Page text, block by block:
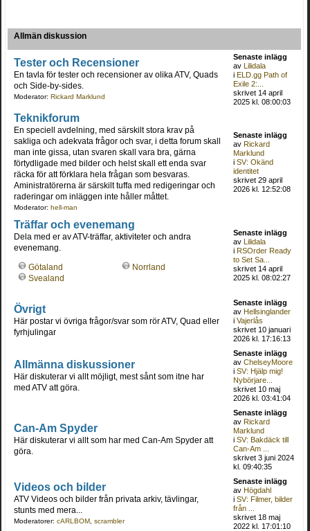
Allmän diskussion
Tester och Recensioner
En tavla för tester och recensioner av olika ATV, Quads
och Side-by-sides.
Moderator: Rickard Marklund
Senaste inlägg
avLilidala
iELD.gg Path of
Exile 2:...
skrivet 14 april
2025 kl. 08:00:03
Teknikforum
En speciell avdelning, med särskilt stora krav på
sakliga och adekvata frågor och svar, i detta forum skall
man inte gissa, utan svaren skall vara bra, gärna
förtydligade med bilder och helst skall ett enda svar
räcka för att förklara hela frågan som besvaras.
Aministratörerna är särskilt tuffa med redigeringar och
raderingar om inläggen inte håller måttet.
Moderator: hell-man
Senaste inlägg
avRickard
Marklund
iSV: Okänd
identitet
skrivet 29 april
2026 kl. 12:52:08
Träffar och evenemang
Dela med er av ATV-träffar, aktiviteter och andra
evenemang.
Götaland
Svealand
Norrland
Senaste inlägg
avLilidala
iRSOrder Ready
to Set Sa...
skrivet 14 april
2025 kl. 08:02:27
Övrigt
Här postar vi övriga frågor/svar som rör ATV, Quad eller
fyrhjulingar
Senaste inlägg
avHellsinglander
iVajerlås
skrivet 10 januari
2026 kl. 17:16:13
Allmänna diskussioner
Här diskuterar vi allt möjligt, mest sånt som itne har
med ATV att göra.
Senaste inlägg
avChelseyMoore
iSV: Hjälp mig!
Nybörjare...
skrivet 10 maj
2026 kl. 03:41:04
Can-Am Spyder
Här diskuterar vi allt som har med Can-Am Spyder att
göra.
Senaste inlägg
avRickard
Marklund
iSV: Bakdäck till
Can-Am ...
skrivet 3 juni 2024
kl. 09:40:35
Videos och bilder
ATV Videos och bilder från privata arkiv, tävlingar,
stunts med mera...
Moderatorer: cARLBOM, scrambler
Senaste inlägg
avHögdahl
iSV: Filmer, bilder
från ...
skrivet 18 maj
2022 kl. 17:01:10